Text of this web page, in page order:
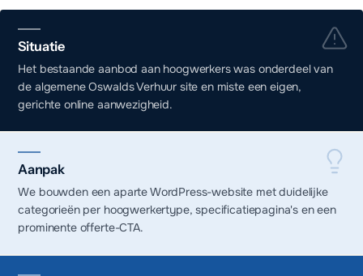
Situatie
Het bestaande aanbod aan hoogwerkers was onderdeel van
de algemene Oswalds Verhuur site en miste een eigen,
gerichte online aanwezigheid.
Aanpak
We bouwden een aparte WordPress-website met duidelijke
categorieën per hoogwerkertype, specificatiepagina's en een
prominente offerte-CTA.